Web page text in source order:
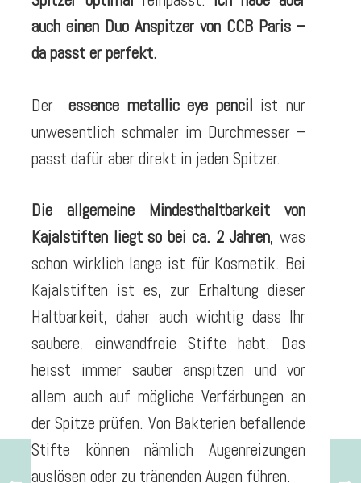
auch einen Duo Anspitzer von CCB Paris –
da passt er perfekt.
Deressence metallic eye pencil ist nur
unwesentlich schmaler im Durchmesser –
passt dafür aber direkt in jeden Spitzer.
Die allgemeine Mindesthaltbarkeit von
Kajalstiften liegt so bei ca. 2 Jahren, was
schon wirklich lange ist für Kosmetik. Bei
Kajalstiften ist es, zur Erhaltung dieser
Haltbarkeit, daher auch wichtig dass Ihr
saubere, einwandfreie Stifte habt. Das
heisst immer sauber anspitzen und vor
allem auch auf mögliche Verfärbungen an
der Spitze prüfen. Von Bakterien befallende
Stifte können nämlich Augenreizungen
auslösen oder zu tränenden Augen führen.